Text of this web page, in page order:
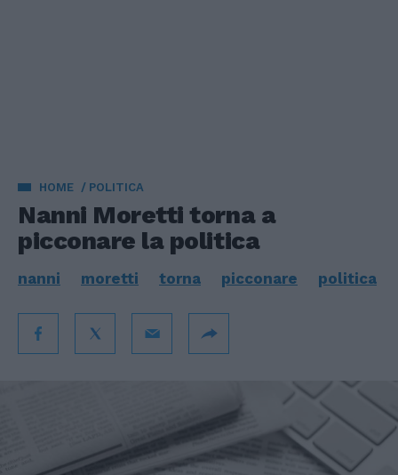
HOME POLITICA
Nanni Moretti torna a
picconare la politica
nanni moretti torna picconare politica